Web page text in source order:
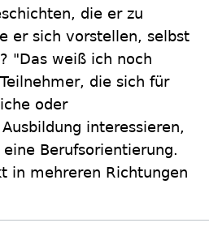
die er zu
er sich vorstellen, selbst
"Das weiß ich noch
die sich für
oder
interessieren,
Berufsorientierung.
in mehreren Richtungen